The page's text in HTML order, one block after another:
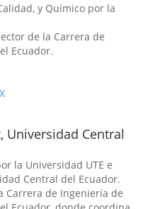
y Químico por la
de la Carrera de
Ecuador.
Universidad Central
la Universidad UTE e
Central del Ecuador.
Carrera de Ingeniería de